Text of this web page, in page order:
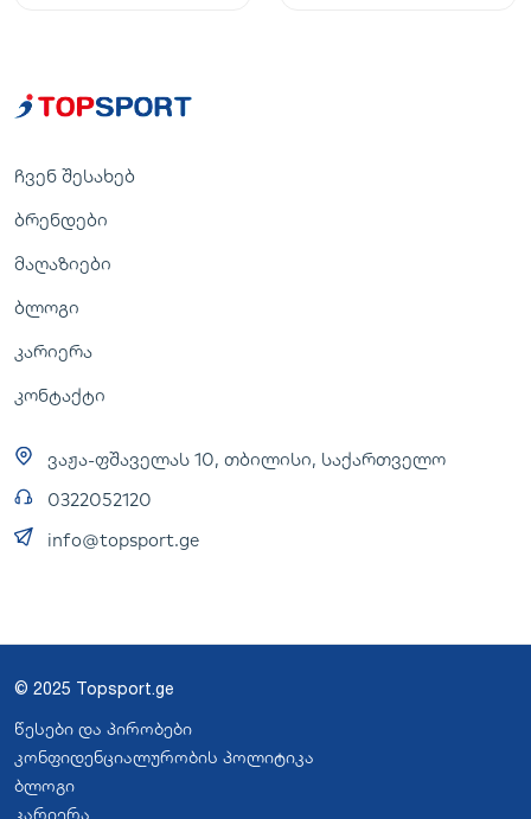
ჩვენ შესახებ
ბრენდები
მაღაზიები
ბლოგი
კარიერა
კონტაქტი
ვაჟა-ფშაველას 10, თბილისი, საქართველო
0322052120
info@topsport.ge
© 2025 Topsport.ge
წესები და პირობები
კონფიდენციალურობის პოლიტიკა
ბლოგი
კარიერა